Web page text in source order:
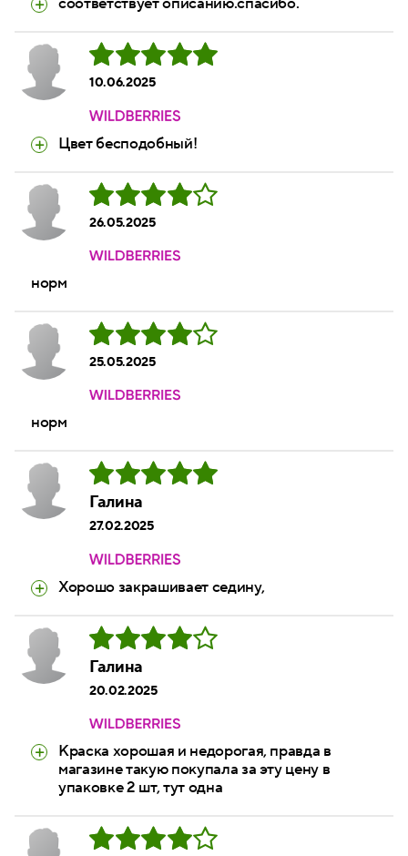
10.06.2025
Цвет бесподобный!
26.05.2025
норм
25.05.2025
норм
Галина
27.02.2025
Хорошо закрашивает седину,
Галина
20.02.2025
Краска хорошая и недорогая, правда в
магазине такую покупала за эту цену в
упаковке 2 шт, тут одна